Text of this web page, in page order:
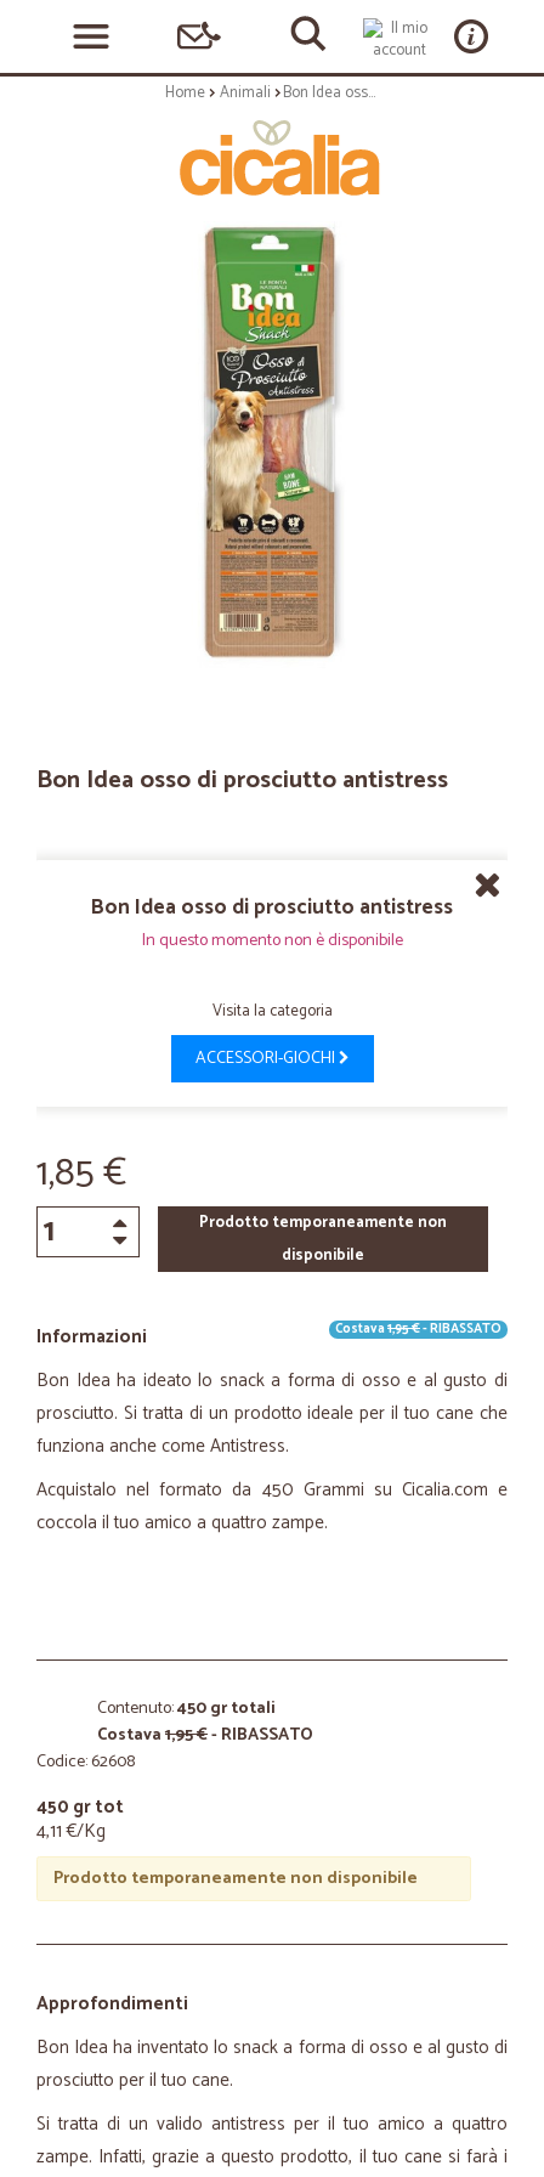
Home Animali Bon Idea osso di prosciutto antistress
Bon Idea osso di prosciutto antistress
Bon Idea osso di prosciutto antistress
In questo momento non è disponibile
Visita la categoria
ACCESSORI-GIOCHI
1,85 €
Prodotto temporaneamente non
disponibile
Informazioni Costava1,95 €- RIBASSATO
Bon Idea ha ideato lo snack a forma di osso e al gusto di
prosciutto. Si tratta di un prodotto ideale per il tuo cane che
funziona anche come Antistress.
Acquistalo nel formato da 450 Grammi su Cicalia.com e
coccola il tuo amico a quattro zampe.
Contenuto:450 gr totali
Costava1,95 €- RIBASSATO
Codice: 62608
450 gr tot
4,11 €/Kg
Prodotto temporaneamente non disponibile
Approfondimenti
Bon Idea ha inventato lo snack a forma di osso e al gusto di
prosciutto per il tuo cane.
Si tratta di un valido antistress per il tuo amico a quattro
zampe. Infatti, grazie a questo prodotto, il tuo cane si farà i